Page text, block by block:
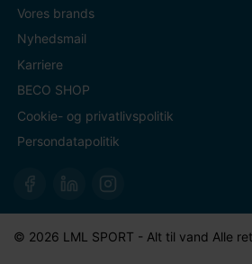
Vores brands
Nyhedsmail
Karriere
BECO SHOP
Cookie- og privatlivspolitik
Persondatapolitik
© 2026 LML SPORT - Alt til vand Alle